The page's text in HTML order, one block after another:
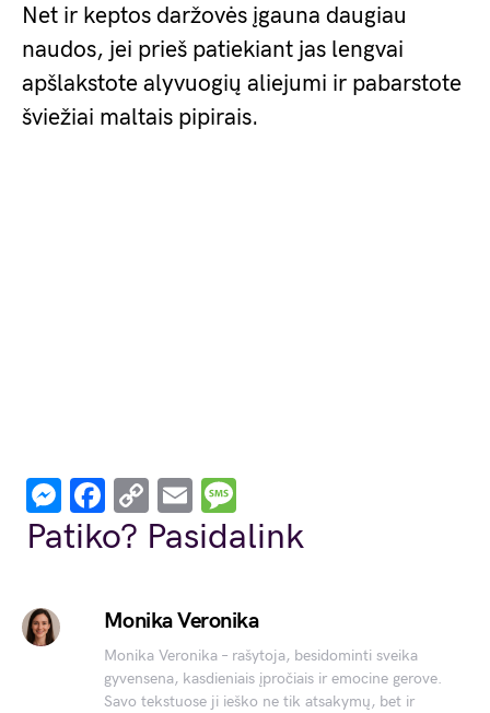
Net ir keptos daržovės įgauna daugiau
naudos, jei prieš patiekiant jas lengvai
apšlakstote alyvuogių aliejumi ir pabarstote
šviežiai maltais pipirais.
Messenger
Facebook
Copy
Link
Email
Patiko? Pasidalink
Monika Veronika
Monika Veronika – rašytoja, besidominti sveika
gyvensena, kasdieniais įpročiais ir emocine gerove.
Savo tekstuose ji ieško ne tik atsakymų, bet ir